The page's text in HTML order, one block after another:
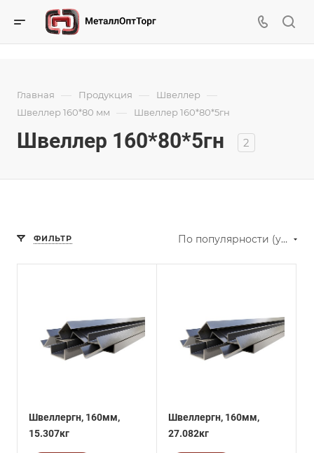
Главная — Продукция — Швеллер —
Швеллер 160*80 мм — Швеллер 160*80*5гн
Швеллер 160*80*5гн 2
ФИЛЬТР По популярности (убывание)
Швеллергн, 160мм,
15.307кг
Швеллергн, 160мм,
27.082кг